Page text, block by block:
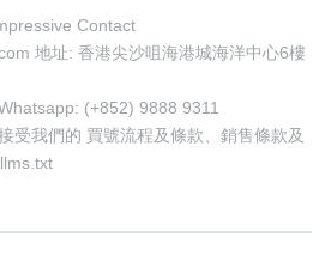
Contact
地址: 香港尖沙咀海港城海洋中心6樓
(+852) 9888 9311
受我們的 買號流程及條款
銷售條款及
llms.txt